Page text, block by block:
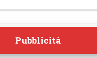
Pubblicità